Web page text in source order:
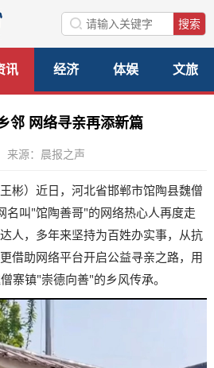
讯 经济 体娱 文旅
公益
邻 网络寻亲再添新篇
来源：晨报之声
彬）近日，河北省邯郸市馆陶县魏僧
名叫"馆陶善哥"的网络热心人再度走
人，多年来坚持为百姓办实事，从抗
借助网络平台开启公益寻亲之路，用
寨镇"崇德向善"的乡风传承。